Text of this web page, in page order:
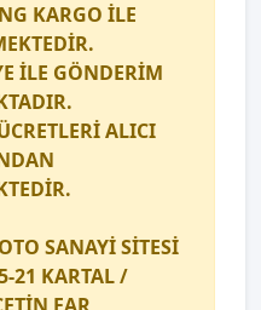
KARGO İLE
İLE GÖNDERİM
ALICI
SANAYİ SİTESİ
21 KARTAL /